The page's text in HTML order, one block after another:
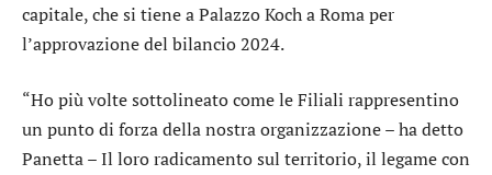
capitale, che si tiene a Palazzo Koch a Roma per
l’approvazione del bilancio 2024.
“Ho più volte sottolineato come le Filiali rappresentino
un punto di forza della nostra organizzazione – ha detto
Panetta – Il loro radicamento sul territorio, il legame con